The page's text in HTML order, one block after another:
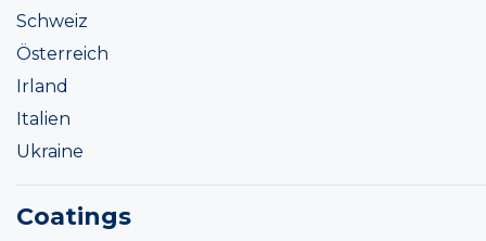
Schweiz
Österreich
Irland
Italien
Ukraine
Coatings